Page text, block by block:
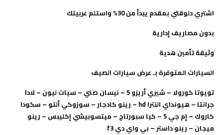
اشتري دلوقتي بمقدم يبدأ من 30% واستلم عربيتك
بدون مصاريف إدارية
وثيقة تأمين هدية
السيارات المتوفرة بـ عرض سيارات الصيف
تويوتا كورولا – شيري أريزو 5 – نيسان صني – سيات ليون – لادا
جرانتا – هيونداي النترا hd – رينو كادجار – سوزوكي ألتو – سكودا
كاروك – إم جي 5 – كيا سبورتاج – ميتسوبيشي إكليبس – رينو
ميجان – رينو داستر – بي واي دي f3